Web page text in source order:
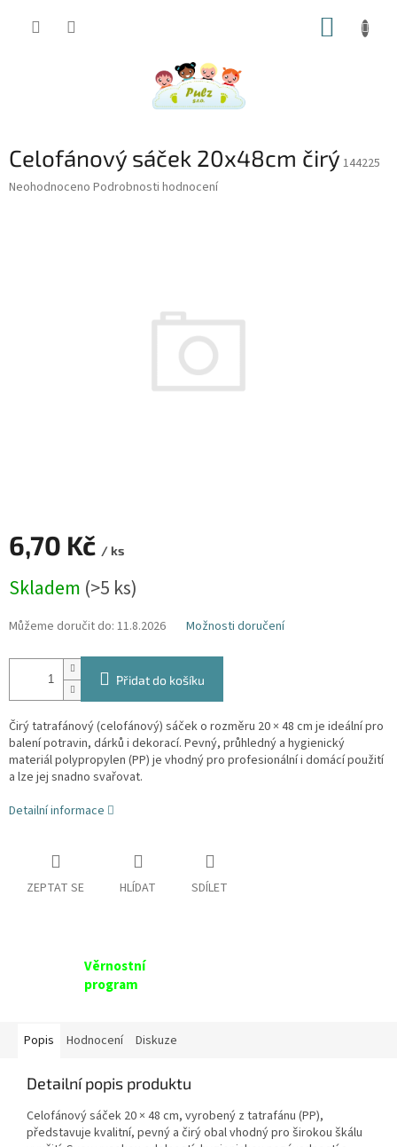
Celofánový sáček 20x48cm čirý 144225
Průměrné
Neohodnoceno Podrobnosti hodnocení
6,70 Kč / ks
cena:
Skladem (>5 ks)
Můžeme doručit do: 11.8.2026 Možnosti doručení
Přidat do košíku
Čirý tatrafánový (celofánový) sáček o rozměru 20 × 48 cm je ideální pro
balení potravin, dárků i dekorací. Pevný, průhledný a hygienický
materiál polypropylen (PP) je vhodný pro profesionální i domácí použití
a lze jej snadno svařovat.
Detailní informace
ZEPTAT SE HLÍDAT SDÍLET
Věrnostní
program
Popis Hodnocení Diskuze
Detailní popis produktu
Celofánový sáček 20 × 48 cm, vyrobený z tatrafánu (PP),
představuje kvalitní, pevný a čirý obal vhodný pro širokou škálu